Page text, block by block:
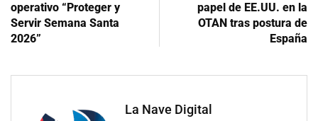
operativo “Proteger y
Servir Semana Santa
2026”
papel de EE.UU. en la
OTAN tras postura de
España
La Nave Digital